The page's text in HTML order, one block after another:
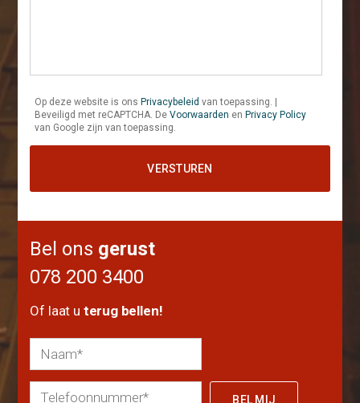
Op deze website is onsPrivacybeleid van toepassing. |
Beveiligd met reCAPTCHA. DeVoorwaarden enPrivacy Policy
van Google zijn van toepassing.
Bel ons gerust
078 200 3400
Of laat u terug bellen!